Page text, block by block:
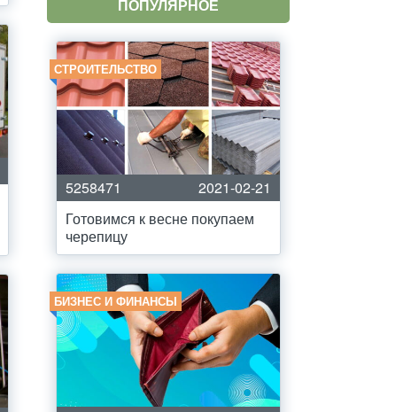
ПОПУЛЯРНОЕ
СТРОИТЕЛЬСТВО
5258471
2021-02-21
Готовимся к весне покупаем
черепицу
БИЗНЕС И ФИНАНСЫ